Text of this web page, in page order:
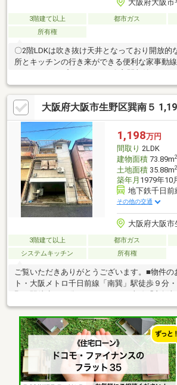
大阪府大阪市
3階建て以上 都市ガス
所有権
〇2階LDKは吹き抜け天井となっており開放的
所とキッチンの行き来ができる便利な家事動線
ース豊富♪〇3階にはセカンドリビング、畳コ
♪～周辺環境～〇大阪市立加美小学校まで徒歩
万代 加美点まで徒歩12分（約960ｍ）〇ファ
南店徒歩7分（約560ｍ）〇スギドラッグ平野
（約320ｍ）
大阪府大阪市生野区巽南５
1,198万円
間取り 2LDK
建物面積73.89m2
土地面積35.88m2
築年月 1979年10
地下鉄千日前
その他の交通
大阪府大阪市
3階建て以上 都市ガス
システムキッチン
所有権
ご覧いただきありがとうございます。■物件の
ト・大阪メトロ千日前線「南巽」駅徒歩９分
分・過ごしやすい閑静な住宅地！・１階広々
ス！・ガレージスペースは倉庫利用も可！・
コンビニが徒歩５分の距離で買い物便利な立
使いです！■周辺施設案内・万代巽南店：約
ローソン生野巽南五丁目店：約350ｍ（徒歩5
野巽南店：約180ｍ（徒歩3分）・生野巽郵便
分） 等